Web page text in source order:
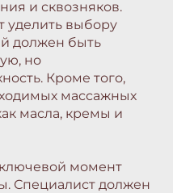
и сквозняков.
уделить выбору
должен быть
но
Кроме того,
массажных
масла, кремы и
ключевой момент
Специалист должен